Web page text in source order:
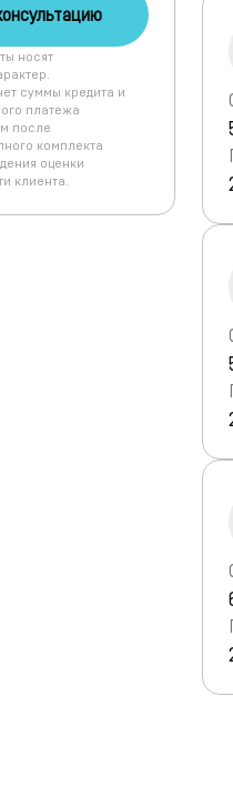
носят
суммы кредита и
платежа
после
комплекта
оценки
клиента.